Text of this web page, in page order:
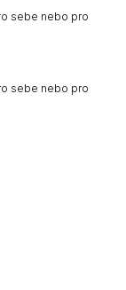
sebe nebo pro
sebe nebo pro